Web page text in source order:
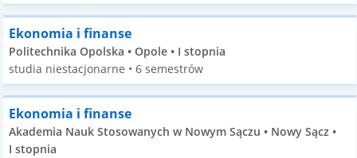
Ekonomia i finanse
Politechnika Opolska • Opole • I stopnia
studia niestacjonarne • 6 semestrów
Ekonomia i finanse
Akademia Nauk Stosowanych w Nowym Sączu • Nowy Sącz •
I stopnia